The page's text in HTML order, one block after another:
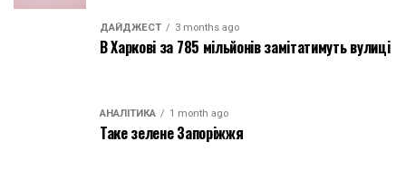
ДАЙДЖЕСТ 3 months ago
В Харкові за 785 мільйонів замітатимуть вулиці
АНАЛІТИКА 1 month ago
Таке зелене Запоріжжя